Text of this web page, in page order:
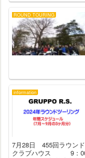
ROUND TOURING
information
7月28日 455回ラウン
クラブハウス 9：